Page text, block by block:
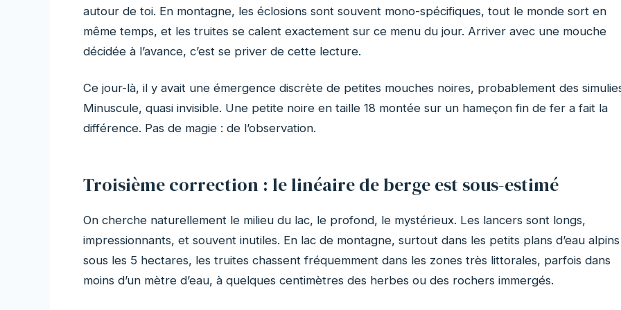
autour de toi. En montagne, les éclosions sont souvent mono-spécifiques, tout le monde sort en
même temps, et les truites se calent exactement sur ce menu du jour. Arriver avec une mouche
décidée à l’avance, c’est se priver de cette lecture.
Ce jour-là, il y avait une émergence discrète de petites mouches noires, probablement des
Minuscule, quasi invisible. Une petite noire en taille 18 montée sur un hameçon fin de fer a fait la
différence. Pas de magie : de l’observation.
Troisième correction : le linéaire de berge est sous-estimé
On cherche naturellement le milieu du lac, le profond, le mystérieux. Les lancers sont longs,
impressionnants, et souvent inutiles. En lac de montagne, surtout dans les petits plans d’eau alpins
sous les 5 hectares, les truites chassent fréquemment dans les zones très littorales, parfois dans
moins d’un mètre d’eau, à quelques centimètres des herbes ou des rochers immergés.